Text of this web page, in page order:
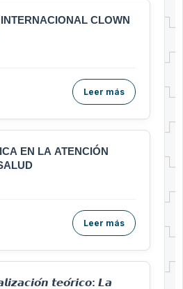
CLOWN
Leer más
EN LA ATENCIÓN
Leer más
𝙩𝙚𝙤́𝙧𝙞𝙘𝙤: 𝙇𝙖